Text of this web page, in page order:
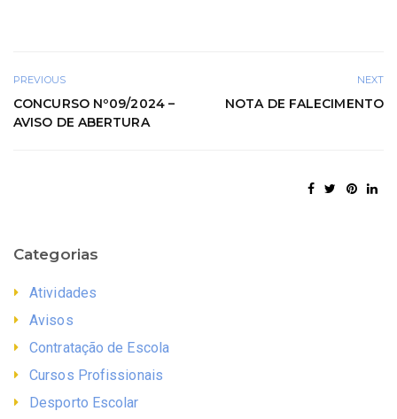
PREVIOUS
CONCURSO Nº09/2024 –
AVISO DE ABERTURA
NEXT
NOTA DE FALECIMENTO
Categorias
Atividades
Avisos
Contratação de Escola
Cursos Profissionais
Desporto Escolar